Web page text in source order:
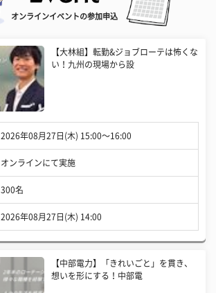
オンラインイベントの参加申込
【大林組】転勤&ジョブローテは怖くな
い！九州の現場から設
2026年08月27日(木) 15:00〜16:00
オンラインにて実施
300名
2026年08月27日(木) 14:00
【中部電力】「きれいごと」を貫き、
想いを形にする！中部電